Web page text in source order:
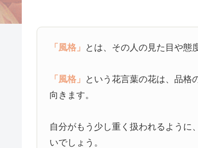
「風格」 とは、その人の見た目や態
「風格」
という花言葉の花は、品格
向きます。
自分がもう少し重く扱われるように
いでしょう。